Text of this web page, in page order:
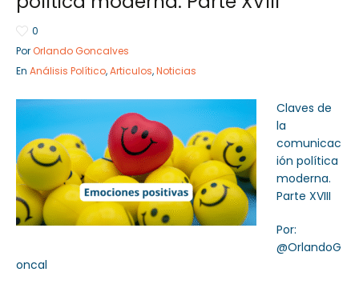
0
Por Orlando Goncalves
En Análisis Político,Articulos,Noticias
Claves de
la
comunicac
ión política
moderna.
Parte XVIII
Por:
@OrlandoG
oncal